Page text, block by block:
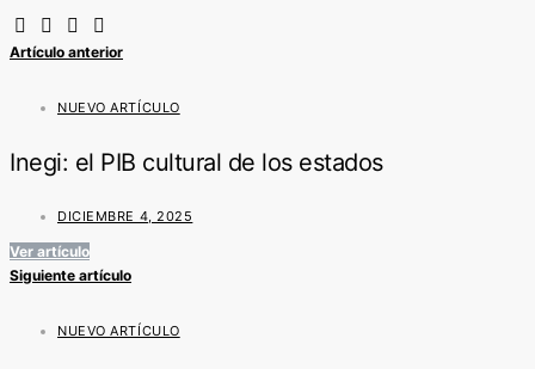
Artículo anterior
NUEVO ARTÍCULO
Inegi: el PIB cultural de los estados
DICIEMBRE 4, 2025
Ver artículo
Siguiente artículo
NUEVO ARTÍCULO